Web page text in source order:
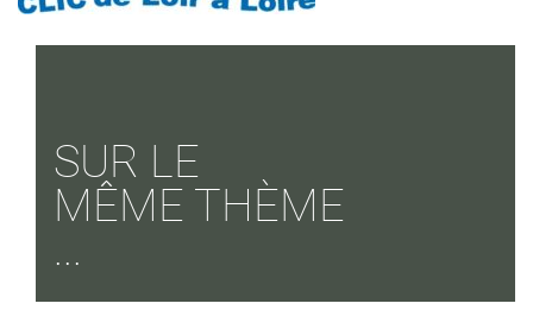
SUR LE
MÊME THÈME
...